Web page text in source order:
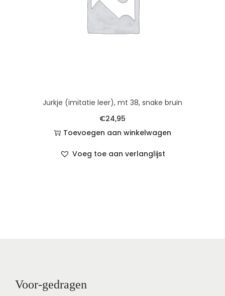
Jurkje (imitatie leer), mt 38, snake bruin
€24,95
Toevoegen aan winkelwagen
Voeg toe aan verlanglijst
Voor-gedragen